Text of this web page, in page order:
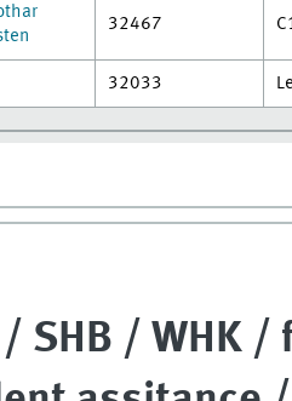
32467
32033
/ SHB / WHK